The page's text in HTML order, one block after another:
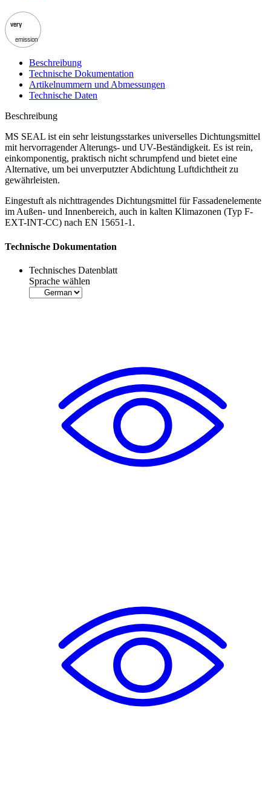
very
emission
Beschreibung
Technische Dokumentation
Artikelnummern und Abmessungen
Technische Daten
Beschreibung
MS SEAL ist ein sehr leistungsstarkes universelles Dichtungsmittel
mit hervorragender Alterungs- und UV-Beständigkeit. Es ist rein,
einkomponentig, praktisch nicht schrumpfend und bietet eine
Alternative, um bei unverputzter Abdichtung Luftdichtheit zu
gewährleisten.
Eingestuft als nichttragendes Dichtungsmittel für Fassadenelemente
im Außen- und Innenbereich, auch in kalten Klimazonen (Typ F-
EXT-INT-CC) nach EN 15651-1.
Technische Dokumentation
Technisches Datenblatt
Sprache wählen